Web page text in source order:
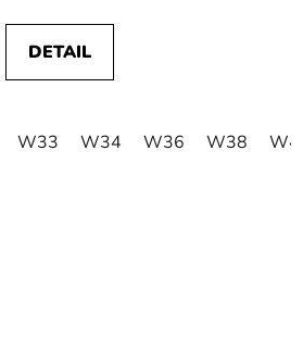
DETAIL
W33 W34 W36 W38